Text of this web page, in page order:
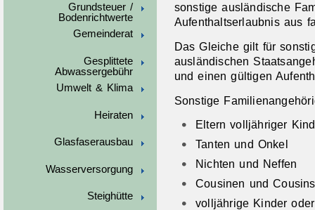
Grundsteuer /
Bodenrichtwerte
Gemeinderat
Gesplittete
Abwassergebühr
Umwelt & Klima
Heiraten
Glasfaserausbau
Wasserversorgung
Steighütte
sonstige ausländische
Aufenthaltserlaubnis aus
Das Gleiche gilt für
ausländischen
und einen gültigen
Sonstige
Eltern volljähriger
Tanten und Onkel
Nichten und Neffen
Cousinen und Cousins
volljährige Kinder